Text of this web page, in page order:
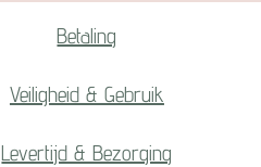
Betaling
Veiligheid & Gebruik
Levertijd & Bezorging